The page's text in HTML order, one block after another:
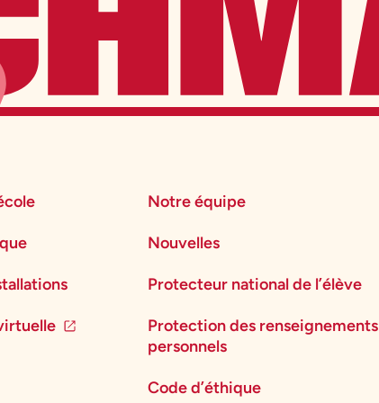
Notre équipe
Nouvelles
Protecteur national de l’élève
Protection des renseignements
personnels
Code d’éthique